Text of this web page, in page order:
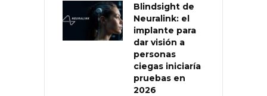
Blindsight de
Neuralink: el
implante para
dar visión a
personas
ciegas iniciaría
pruebas en
2026